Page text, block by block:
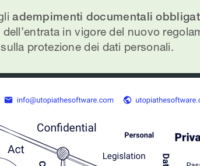
adempimenti documentali
in vigore del nuovo
protezione dei dati personali.